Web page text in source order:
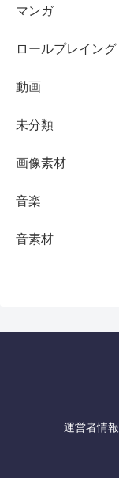
マンガ
ロールプレイング
動画
未分類
画像素材
音楽
音素材
運営者情報